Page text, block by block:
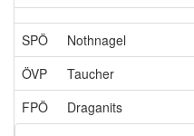
SPÖ Nothnagel
ÖVP
Taucher
FPÖ
Draganits